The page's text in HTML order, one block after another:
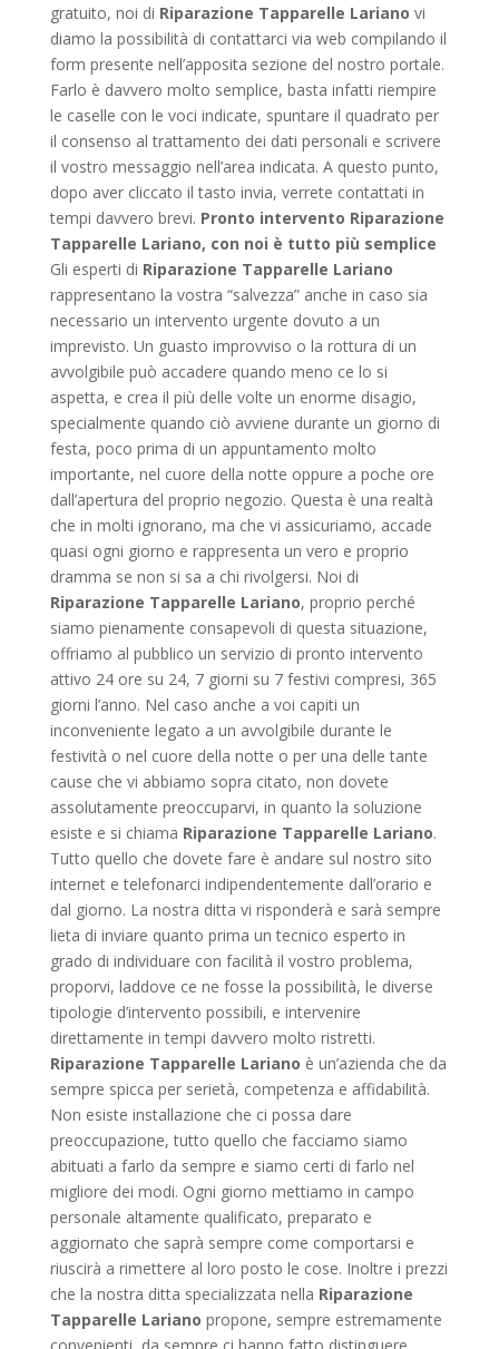
gratuito, noi di Riparazione Tapparelle Lariano vi
diamo la possibilità di contattarci via web compilando il
form presente nell’apposita sezione del nostro portale.
Farlo è davvero molto semplice, basta infatti riempire
le caselle con le voci indicate, spuntare il quadrato per
il consenso al trattamento dei dati personali e scrivere
il vostro messaggio nell’area indicata. A questo punto,
dopo aver cliccato il tasto invia, verrete contattati in
tempi davvero brevi. Pronto intervento Riparazione
Tapparelle Lariano, con noi è tutto più semplice
Gli esperti di Riparazione Tapparelle Lariano
rappresentano la vostra “salvezza” anche in caso sia
necessario un intervento urgente dovuto a un
imprevisto. Un guasto improvviso o la rottura di un
avvolgibile può accadere quando meno ce lo si
aspetta, e crea il più delle volte un enorme disagio,
specialmente quando ciò avviene durante un giorno di
festa, poco prima di un appuntamento molto
importante, nel cuore della notte oppure a poche ore
dall’apertura del proprio negozio. Questa è una realtà
che in molti ignorano, ma che vi assicuriamo, accade
quasi ogni giorno e rappresenta un vero e proprio
dramma se non si sa a chi rivolgersi. Noi di
Riparazione Tapparelle Lariano, proprio perché
siamo pienamente consapevoli di questa situazione,
offriamo al pubblico un servizio di pronto intervento
attivo 24 ore su 24, 7 giorni su 7 festivi compresi, 365
giorni l’anno. Nel caso anche a voi capiti un
inconveniente legato a un avvolgibile durante le
festività o nel cuore della notte o per una delle tante
cause che vi abbiamo sopra citato, non dovete
assolutamente preoccuparvi, in quanto la soluzione
esiste e si chiama Riparazione Tapparelle Lariano.
Tutto quello che dovete fare è andare sul nostro sito
internet e telefonarci indipendentemente dall’orario e
dal giorno. La nostra ditta vi risponderà e sarà sempre
lieta di inviare quanto prima un tecnico esperto in
grado di individuare con facilità il vostro problema,
proporvi, laddove ce ne fosse la possibilità, le diverse
tipologie d’intervento possibili, e intervenire
direttamente in tempi davvero molto ristretti.
Riparazione Tapparelle Lariano è un’azienda che da
sempre spicca per serietà, competenza e affidabilità.
Non esiste installazione che ci possa dare
preoccupazione, tutto quello che facciamo siamo
abituati a farlo da sempre e siamo certi di farlo nel
migliore dei modi. Ogni giorno mettiamo in campo
personale altamente qualificato, preparato e
aggiornato che saprà sempre come comportarsi e
riuscirà a rimettere al loro posto le cose. Inoltre i prezzi
che la nostra ditta specializzata nella Riparazione
Tapparelle Lariano propone, sempre estremamente
convenienti, da sempre ci hanno fatto distinguere